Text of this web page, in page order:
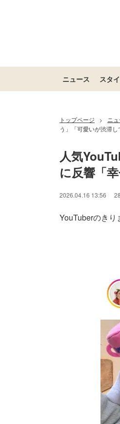
ニュース スタ
トップページ > ニ
う」「可愛いが渋滞し
人気
に反響「
2026.04.16 13:56
YouTuberのき